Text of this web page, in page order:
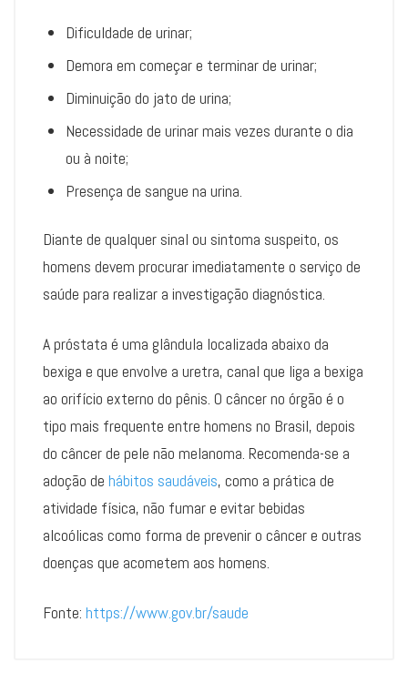
Dificuldade de urinar;
Demora em começar e terminar de urinar;
Diminuição do jato de urina;
Necessidade de urinar mais vezes durante o dia
ou à noite;
Presença de sangue na urina.
Diante de qualquer sinal ou sintoma suspeito, os
homens devem procurar imediatamente o serviço de
saúde para realizar a investigação diagnóstica.
A próstata é uma glândula localizada abaixo da
bexiga e que envolve a uretra, canal que liga a bexiga
ao orifício externo do pênis. O câncer no órgão é o
tipo mais frequente entre homens no Brasil, depois
do câncer de pele não melanoma. Recomenda-se a
adoção de hábitos saudáveis, como a prática de
atividade física, não fumar e evitar bebidas
alcoólicas como forma de prevenir o câncer e outras
doenças que acometem aos homens.
Fonte: https://www.gov.br/saude